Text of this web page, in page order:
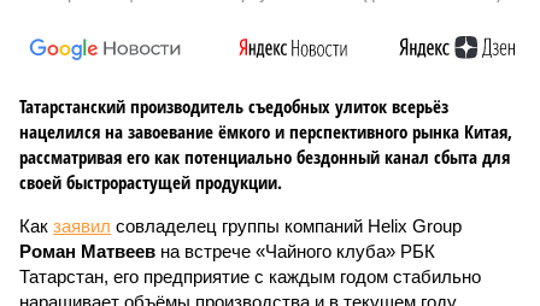
Татарстанский производитель съедобных улиток всерьёз
нацелился на завоевание ёмкого и перспективного рынка Китая,
рассматривая его как потенциально бездонный канал сбыта для
своей быстрорастущей продукции.
Как заявил совладелец группы компаний Helix Group
Роман Матвеев на встрече «Чайного клуба» РБК
Татарстан, его предприятие с каждым годом стабильно
наращивает объёмы производства и в текущем году